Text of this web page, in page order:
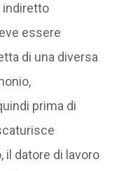
indiretto
essere
di una diversa
prima di
il datore di lavoro